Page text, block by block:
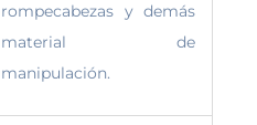
rompecabezas y demás
material de
manipulación.